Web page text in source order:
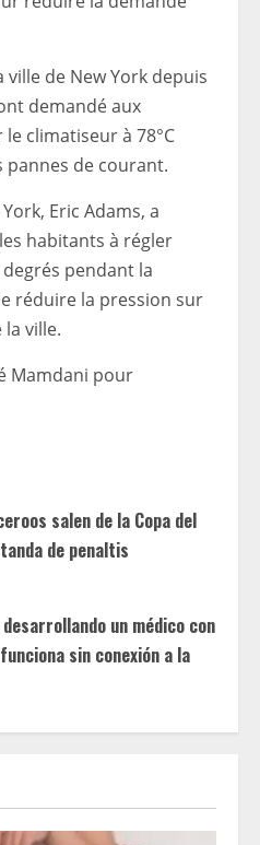
de New York depuis
demandé aux
climatiseur à 78°C
pannes de courant.
Eric Adams, a
habitants à régler
pendant la
réduire la pression sur
ville.
Mamdani pour
salen de la Copa del
de penaltis
un médico con
sin conexión a la